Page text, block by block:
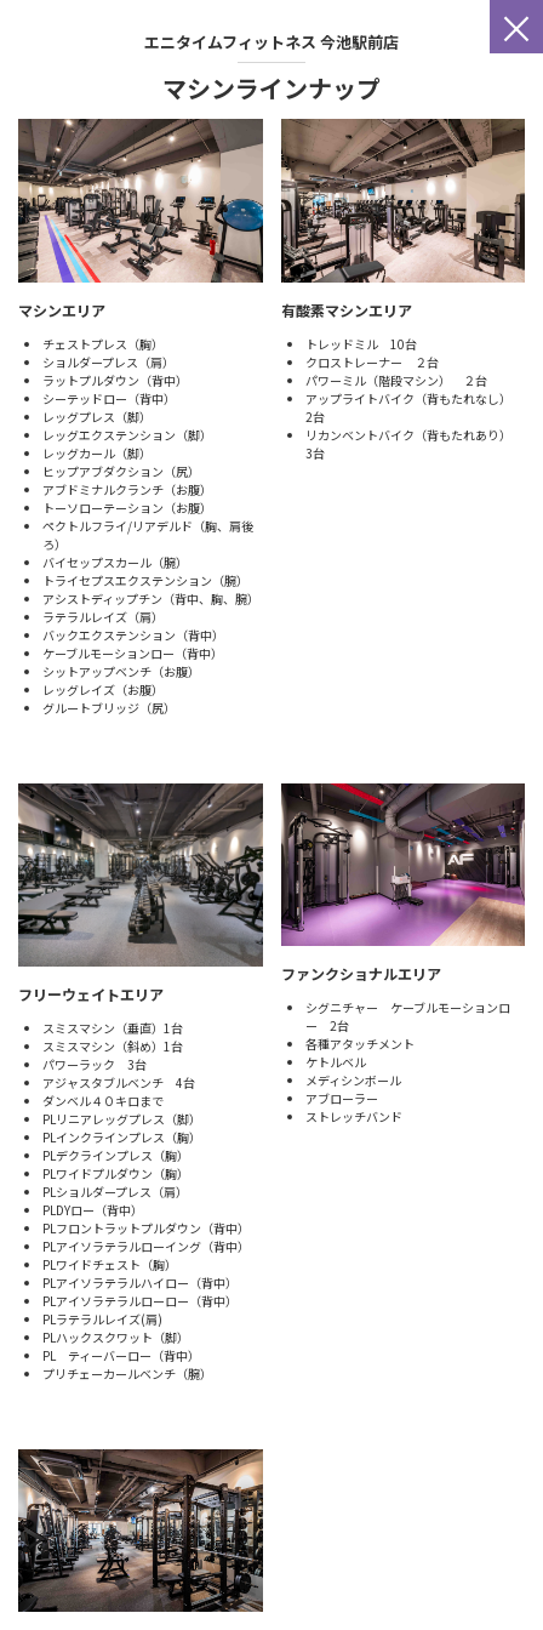
×
エニタイムフィットネス 今池駅前店
マシンラインナップ
マシンエリア
チェストプレス（胸）
ショルダープレス（肩）
ラットプルダウン（背中）
シーテッドロー（背中）
レッグプレス（脚）
レッグエクステンション（脚）
レッグカール（脚）
ヒップアブダクション（尻）
アブドミナルクランチ（お腹）
トーソローテーション（お腹）
ペクトルフライ/リアデルド（胸、肩後
ろ）
バイセップスカール（腕）
トライセプスエクステンション（腕）
アシストディップチン（背中、胸、腕）
ラテラルレイズ（肩）
バックエクステンション（背中）
ケーブルモーションロー（背中）
シットアップベンチ（お腹）
レッグレイズ（お腹）
グルートブリッジ（尻）
有酸素マシンエリア
トレッドミル 10台
クロストレーナー ２台
パワーミル（階段マシン） ２台
アップライトバイク（背もたれなし）
2台
リカンベントバイク（背もたれあり）
3台
フリーウェイトエリア
スミスマシン（垂直）1台
スミスマシン（斜め）1台
パワーラック 3台
アジャスタブルベンチ 4台
ダンベル４０キロまで
PLリニアレッグプレス（脚）
PLインクラインプレス（胸）
PLデクラインプレス（胸）
PLワイドプルダウン（胸）
PLショルダープレス（肩）
PLDYロー（背中）
PLフロントラットプルダウン（背中）
PLアイソラテラルローイング（背中）
PLワイドチェスト（胸）
PLアイソラテラルハイロー（背中）
PLアイソラテラルローロー（背中）
PLラテラルレイズ(肩)
PLハックスクワット（脚）
PL ティーバーロー（背中）
プリチェーカールベンチ（腕）
ファンクショナルエリア
シグニチャー ケーブルモーションロ
ー 2台
各種アタッチメント
ケトルベル
メディシンボール
アブローラー
ストレッチバンド